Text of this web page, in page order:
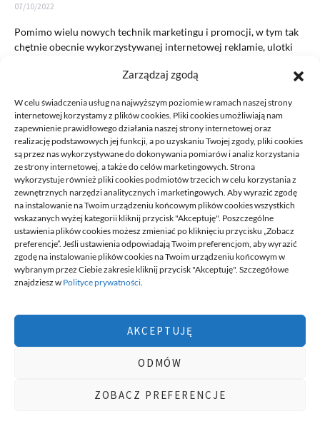
Zarządzaj zgodą
W celu świadczenia usług na najwyższym poziomie w ramach naszej strony
internetowej korzystamy z plików cookies. Pliki cookies umożliwiają nam
zapewnienie prawidłowego działania naszej strony internetowej oraz
realizację podstawowych jej funkcji, a po uzyskaniu Twojej zgody, pliki cookies
są przez nas wykorzystywane do dokonywania pomiarów i analiz korzystania
ze strony internetowej, a także do celów marketingowych. Strona
wykorzystuje również pliki cookies podmiotów trzecich w celu korzystania z
zewnętrznych narzędzi analitycznych i marketingowych. Aby wyrazić zgodę
na instalowanie na Twoim urządzeniu końcowym plików cookies wszystkich
wskazanych wyżej kategorii kliknij przycisk "Akceptuję". Poszczególne
ustawienia plików cookies możesz zmieniać po kliknięciu przycisku „Zobacz
preferencje”. Jeśli ustawienia odpowiadają Twoim preferencjom, aby wyrazić
zgodę na instalowanie plików cookies na Twoim urządzeniu końcowym w
wybranym przez Ciebie zakresie kliknij przycisk "Akceptuję". Szczegółowe
znajdziesz w Polityce prywatności.
AKCEPTUJĘ
ODMÓW
ZOBACZ PREFERENCJE
07/10/2022
Pomimo wielu nowych technik marketingu i promocji, w tym tak
chętnie obecnie wykorzystywanej internetowej reklamie, ulotki
READ MORE
DECA /
Deca
to miejsce stworzone dla ludzi takich jak ty, miejsce, gdzie
możesz znaleźć wiele ciekawych informacji, na różne tematy,
informacji podzielonych na tematyczne kategorie. Dołącz do naszej
innymi ten serwis.
Chcesz do nas dołączyć, pisać teksty i dzielić się swoją wiedzą?
wizytówki nap